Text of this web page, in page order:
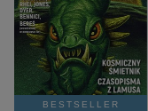
BESTSELLER